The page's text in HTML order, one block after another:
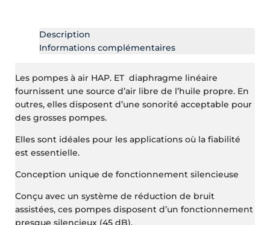
Description
Informations complémentaires
Les pompes à air HAP. ET diaphragme linéaire
fournissent une source d’air libre de l’huile propre. En
outres, elles disposent d’une sonorité acceptable pour
des grosses pompes.
Elles sont idéales pour les applications où la fiabilité
est essentielle.
Conception unique de fonctionnement silencieuse
Conçu avec un système de réduction de bruit
assistées, ces pompes disposent d’un fonctionnement
presque silencieux (45 dB).